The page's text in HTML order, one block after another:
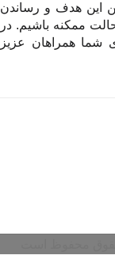
این هدف و رساندن
ممکنه باشیم. در
شما همراهان عزیز